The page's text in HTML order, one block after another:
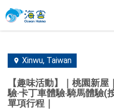
Xinwu, Taiwan
【趣味活動】｜桃園新屋
驗‧卡丁車體驗‧騎馬體驗(
單項行程｜